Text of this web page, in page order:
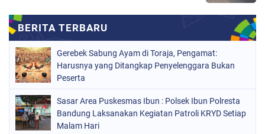
Gerebek Sabung Ayam di Toraja, Pengamat:
Harusnya yang Ditangkap Penyelenggara Bukan
Peserta
Sasar Area Puskesmas Ibun : Polsek Ibun Polresta
Bandung Laksanakan Kegiatan Patroli KRYD Setiap
Malam Hari